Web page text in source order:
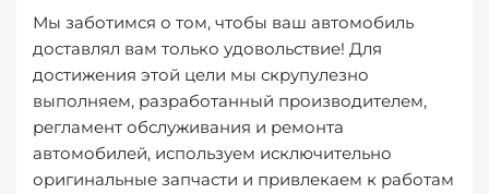
Мы заботимся о том, чтобы ваш автомобиль
доставлял вам только удовольствие! Для
достижения этой цели мы скрупулезно
выполняем, разработанный производителем,
регламент обслуживания и ремонта
автомобилей, используем исключительно
оригинальные запчасти и привлекаем к работам